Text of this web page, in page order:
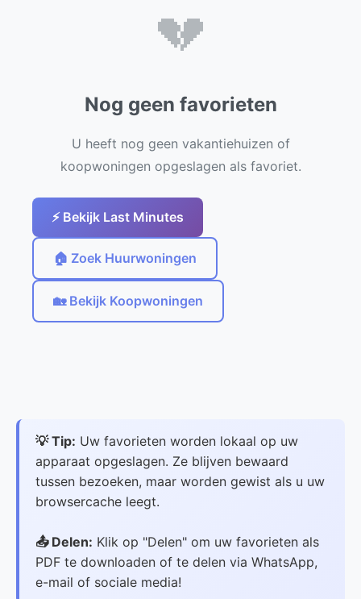
💔
Nog geen favorieten
U heeft nog geen vakantiehuizen of
koopwoningen opgeslagen als favoriet.
⚡ Bekijk Last Minutes
🏠 Zoek Huurwoningen
🏡 Bekijk Koopwoningen
💡 Tip: Uw favorieten worden lokaal op uw
apparaat opgeslagen. Ze blijven bewaard
tussen bezoeken, maar worden gewist als u uw
browsercache leegt.
📤 Delen: Klik op "Delen" om uw favorieten als
PDF te downloaden of te delen via WhatsApp,
e-mail of sociale media!